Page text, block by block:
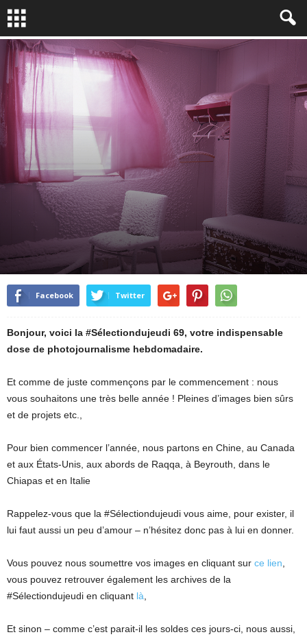
RELIRE PHOTOJOURNALISME EPIC STORIES
By Epic Stories- Jan 5, 2017 1875
Facebook Twitter
Bonjour, voici la #Sélectiondujeudi 69, votre indispensable
dose de photojournalisme hebdomadaire.
Et comme de juste commençons par le commencement : nous
vous souhaitons une très belle année ! Pleines d’images bien sûrs
et de projets etc.,
Pour bien commencer l’année, nous partons en Chine, au Canada
et aux États-Unis, aux abords de Raqqa, à Beyrouth, dans le
Chiapas et en Italie
Rappelez-vous que la #Sélectiondujeudi vous aime, pour exister, il
lui faut aussi un peu d’amour – n’hésitez donc pas à lui en donner.
Vous pouvez nous soumettre vos images en cliquant sur ce lien
vous pouvez retrouver également les archives de la
#Sélectiondujeudi en cliquant là
Et sinon – comme c’est parait-il les soldes ces jours-ci, nous aussi,